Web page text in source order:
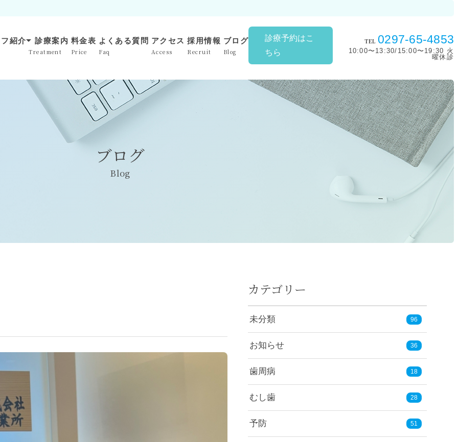
紹介arrow_drop_down診療案内
Treatment
料金表
Price
よくある質問
Faq
アクセス
Access
採用情報
Recruit
ブログ
Blog
診療予約はこ
ちら
TEL 0297-65-4853
10:00〜13:30/15:00〜19:30 火
曜休診
ブログ
Blog
カテゴリー
未分類 96
お知らせ 36
歯周病 18
むし歯 28
予防 51